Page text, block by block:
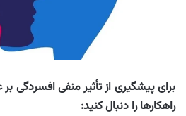
برای پیشگیری از تأثیر منفی افسردگی
راهکارها را دنبال کنید: